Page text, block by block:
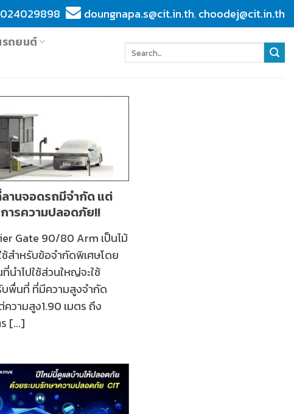
024029898 doungnapa.s@cit.in.th, choodej@cit.in.th
รถยนต์
านจอดรถมีจำกัด แต่
ารความปลอดภัย!!
Gate 90/80 Arm เป็นไม้
สำหรับข้อจำกัดพิเศษโดย
นำไปใช้ส่วนใหญ่จะใช้
บพื่นที่ ที่มีความสูงจำกัด
วามสูง1.90 เมตร ถึง
[...]